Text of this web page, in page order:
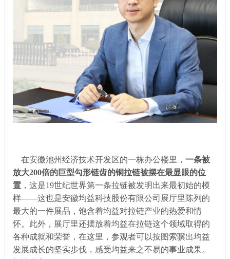
在安徽池州经济技术开发区的一栋办公楼里， 一条被
放大200倍的巨型勾形链齿的铜拉链被摆在最显眼的位
置，这是19世纪世界第一条拉链被发明出来最初始的模
样——这也是安徽均益科技股份有限公司展厅里陈列的
最大的一件展品，饱含着均益对拉链产业的热爱和情
怀。此外，展厅里还摆放着均益在拉链这个领域取得的
各种成就和荣誉，在这里，参观者可以按图索骥出均益
发展成长的坚实步伐，感受均益来之不易的事业成果。